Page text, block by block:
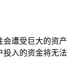
会遭受巨大的资产
投入的资金将无法